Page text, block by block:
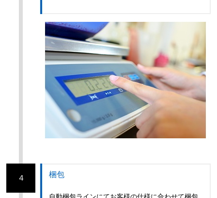
４ 梱包